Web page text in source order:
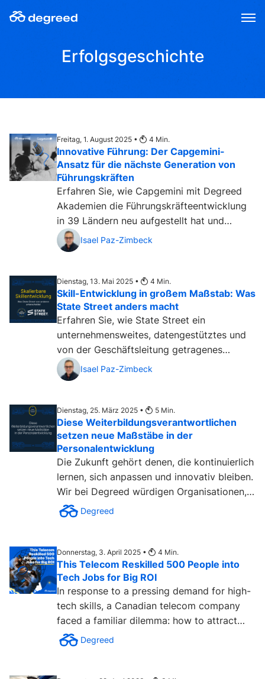
Inhalt
Erfolgsgeschichte
Freitag, 1. August 2025 • 4 Min.
Innovative Führung: Der Capgemini-
Ansatz für die nächste Generation von
Führungskräften
Erfahren Sie, wie Capgemini mit Degreed
Akademien die Führungskräfteentwicklung
in 39 Ländern neu aufgestellt hat und
welche Erfolge daraus entstanden sind....
Isael Paz-Zimbeck
Dienstag, 13. Mai 2025 • 4 Min.
Skill-Entwicklung in großem Maßstab: Was
State Street anders macht
Erfahren Sie, wie State Street ein
unternehmensweites, datengestütztes und
von der Geschäftsleitung getragenes
Fundament für Mitarbeiteragilität und
interne Mobilität geschaffen hat....
Isael Paz-Zimbeck
Dienstag, 25. März 2025 • 5 Min.
Diese Weiterbildungsverantwortlichen
setzen neue Maßstäbe in der
Personalentwicklung
Die Zukunft gehört denen, die kontinuierlich
lernen, sich anpassen und innovativ bleiben.
Wir bei Degreed würdigen Organisationen,
die Lernen...
Degreed
Donnerstag, 3. April 2025 • 4 Min.
This Telecom Reskilled 500 People into
Tech Jobs for Big ROI
In response to a pressing demand for high-
tech skills, a Canadian telecom company
faced a familiar dilemma: how to attract
talent in a fiercely...
Degreed